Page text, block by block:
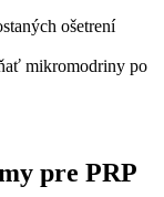
ošetrení
mikromodriny po
pre PRP